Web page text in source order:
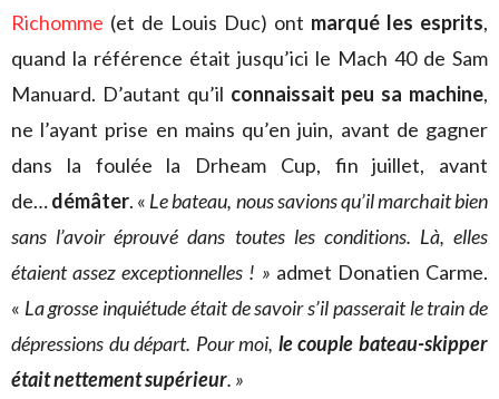
Richomme (et de Louis Duc) ont marqué les esprits,
quand la référence était jusqu’ici le Mach 40 de Sam
Manuard. D’autant qu’il connaissait peu sa machine,
ne l’ayant prise en mains qu’en juin, avant de gagner
dans la foulée la Drheam Cup, fin juillet, avant
de…démâter. « Le bateau, nous savions qu’il marchait bien
sans l’avoir éprouvé dans toutes les conditions. Là, elles
étaient assez exceptionnelles ! » admet Donatien Carme.
« La grosse inquiétude était de savoir s’il passerait le train de
dépressions du départ. Pour moi, le couple bateau-skipper
était nettement supérieur. »